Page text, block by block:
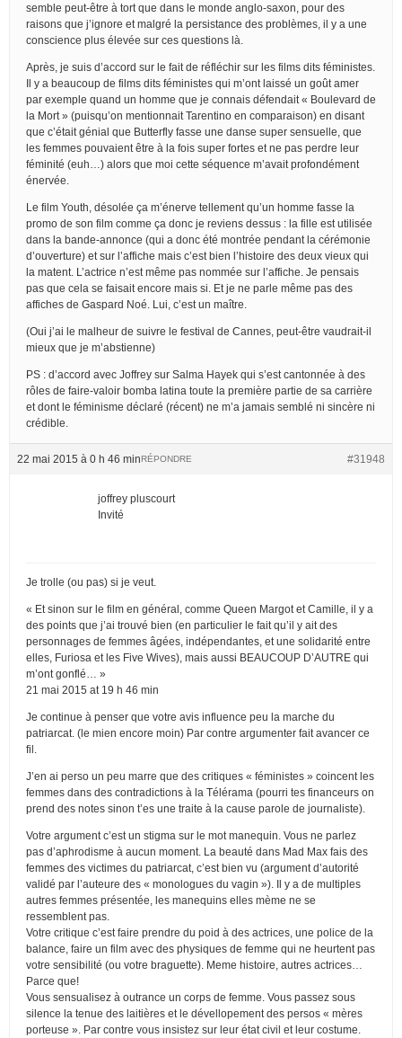
semble peut-être à tort que dans le monde anglo-saxon, pour des
raisons que j’ignore et malgré la persistance des problèmes, il y a une
conscience plus élevée sur ces questions là.
Après, je suis d’accord sur le fait de réfléchir sur les films dits féministes.
Il y a beaucoup de films dits féministes qui m’ont laissé un goût amer
par exemple quand un homme que je connais défendait « Boulevard de
la Mort » (puisqu’on mentionnait Tarentino en comparaison) en disant
que c’était génial que Butterfly fasse une danse super sensuelle, que
les femmes pouvaient être à la fois super fortes et ne pas perdre leur
féminité (euh…) alors que moi cette séquence m’avait profondément
énervée.
Le film Youth, désolée ça m’énerve tellement qu’un homme fasse la
promo de son film comme ça donc je reviens dessus : la fille est utilisée
dans la bande-annonce (qui a donc été montrée pendant la cérémonie
d’ouverture) et sur l’affiche mais c’est bien l’histoire des deux vieux qui
la matent. L’actrice n’est même pas nommée sur l’affiche. Je pensais
pas que cela se faisait encore mais si. Et je ne parle même pas des
affiches de Gaspard Noé. Lui, c’est un maître.
(Oui j’ai le malheur de suivre le festival de Cannes, peut-être vaudrait-il
mieux que je m’abstienne)
PS : d’accord avec Joffrey sur Salma Hayek qui s’est cantonnée à des
rôles de faire-valoir bomba latina toute la première partie de sa carrière
et dont le féminisme déclaré (récent) ne m’a jamais semblé ni sincère ni
crédible.
22 mai 2015 à 0 h 46 min #31948
RÉPONDRE
joffrey pluscourt
Invité
Je trolle (ou pas) si je veut.
« Et sinon sur le film en général, comme Queen Margot et Camille, il y a
des points que j’ai trouvé bien (en particulier le fait qu’il y ait des
personnages de femmes âgées, indépendantes, et une solidarité entre
elles, Furiosa et les Five Wives), mais aussi BEAUCOUP D’AUTRE qui
m’ont gonflé… »
21 mai 2015 at 19 h 46 min
Je continue à penser que votre avis influence peu la marche du
patriarcat. (le mien encore moin) Par contre argumenter fait avancer ce
fil.
J’en ai perso un peu marre que des critiques « féministes » coincent les
femmes dans des contradictions à la Télérama (pourri tes financeurs on
prend des notes sinon t’es une traite à la cause parole de journaliste).
Votre argument c’est un stigma sur le mot manequin. Vous ne parlez
pas d’aphrodisme à aucun moment. La beauté dans Mad Max fais des
femmes des victimes du patriarcat, c’est bien vu (argument d’autorité
validé par l’auteure des « monologues du vagin »). Il y a de multiples
autres femmes présentée, les manequins elles mème ne se
ressemblent pas.
Votre critique c’est faire prendre du poid à des actrices, une police de la
balance, faire un film avec des physiques de femme qui ne heurtent pas
votre sensibilité (ou votre braguette). Meme histoire, autres actrices…
Parce que!
Vous sensualisez à outrance un corps de femme. Vous passez sous
silence la tenue des laitières et le dévellopement des persos « mères
porteuse ». Par contre vous insistez sur leur état civil et leur costume.